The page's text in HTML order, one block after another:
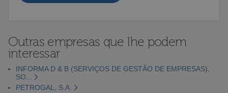
Outras empresas que lhe podem
interessar
INFORMA D & B (SERVIÇOS DE GESTÃO DE EMPRESAS),
SO...
PETROGAL, S.A.